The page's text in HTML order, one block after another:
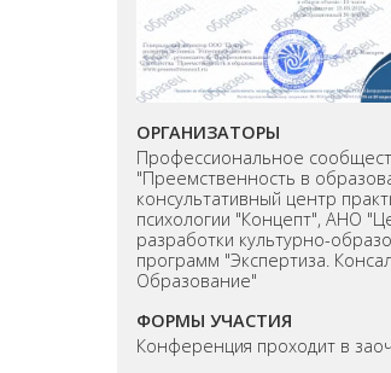
ОРГАНИЗАТОРЫ
Профессиональное
"Преемственность в
консультативный центр
психологии "Концепт", АНО
разработки культурно-
программ "Экспертиза.
Образование"
ФОРМЫ УЧАСТИЯ
Конференция проходит в